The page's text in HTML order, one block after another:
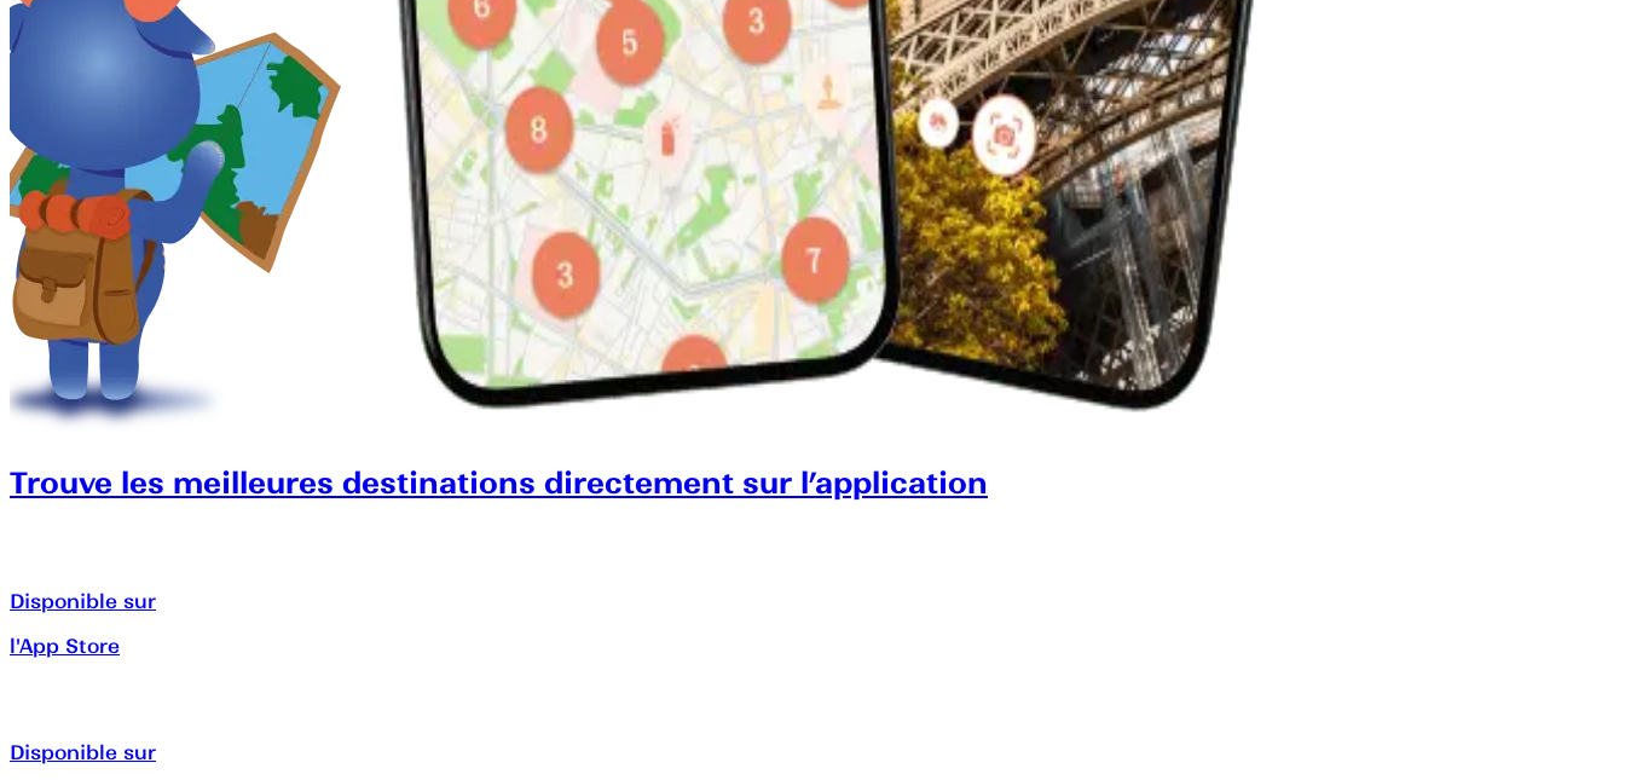
Trouve les meilleures destinations directement sur l’application
Disponible sur
l'App Store
Disponible sur